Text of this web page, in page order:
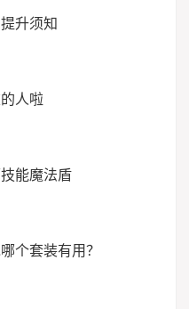
升须知
人啦
能魔法盾
个套装有用？